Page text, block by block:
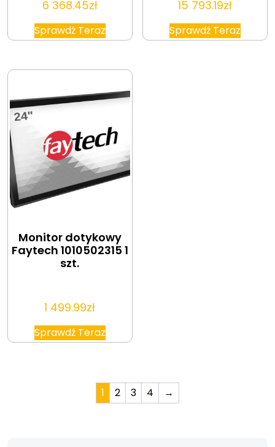
6 368.45zł
Sprawdź Teraz
15 793.19zł
Sprawdź Teraz
Monitor dotykowy
Faytech 1010502315 1
szt.
1 499.99zł
Sprawdź Teraz
1 2 3 4 →